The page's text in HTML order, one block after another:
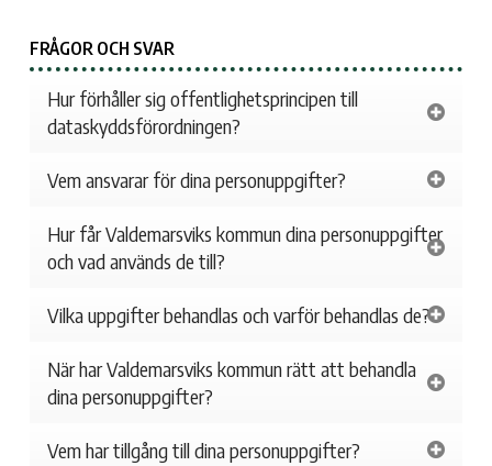
FRÅGOR OCH SVAR
Hur förhåller sig offentlighetsprincipen till
dataskyddsförordningen?
Vem ansvarar för dina personuppgifter?
Hur får Valdemarsviks kommun dina personuppgifter
och vad används de till?
Vilka uppgifter behandlas och varför behandlas de?
När har Valdemarsviks kommun rätt att behandla
dina personuppgifter?
Vem har tillgång till dina personuppgifter?